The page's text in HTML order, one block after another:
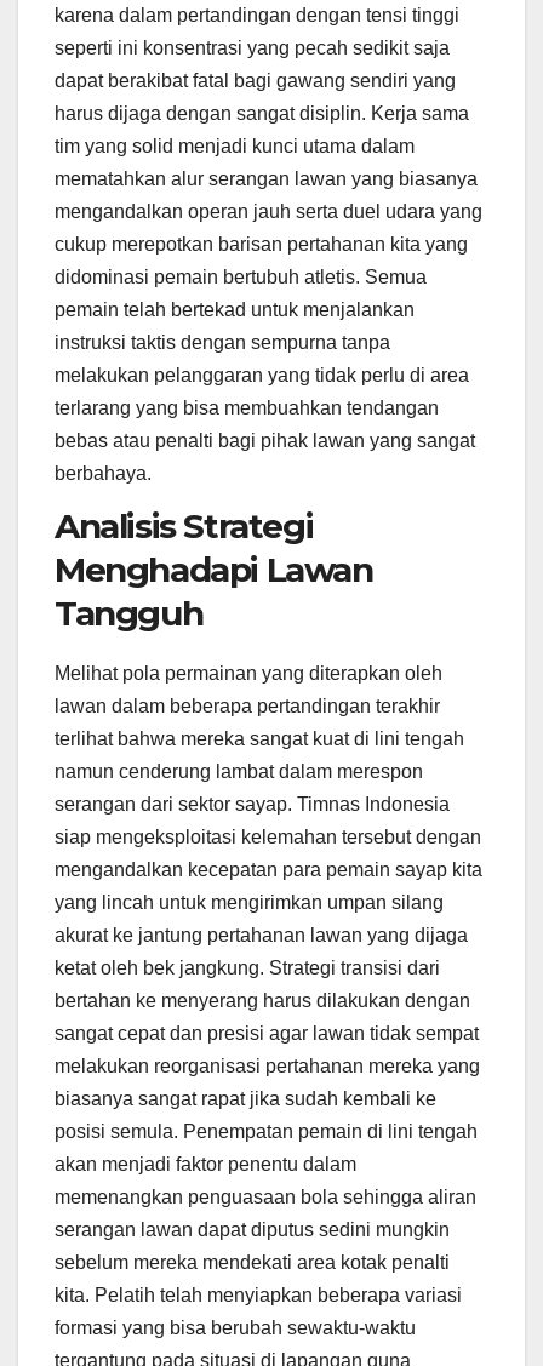
karena dalam pertandingan dengan tensi tinggi
seperti ini konsentrasi yang pecah sedikit saja
dapat berakibat fatal bagi gawang sendiri yang
harus dijaga dengan sangat disiplin. Kerja sama
tim yang solid menjadi kunci utama dalam
mematahkan alur serangan lawan yang biasanya
mengandalkan operan jauh serta duel udara yang
cukup merepotkan barisan pertahanan kita yang
didominasi pemain bertubuh atletis. Semua
pemain telah bertekad untuk menjalankan
instruksi taktis dengan sempurna tanpa
melakukan pelanggaran yang tidak perlu di area
terlarang yang bisa membuahkan tendangan
bebas atau penalti bagi pihak lawan yang sangat
berbahaya.
Analisis Strategi
Menghadapi Lawan
Tangguh
Melihat pola permainan yang diterapkan oleh
lawan dalam beberapa pertandingan terakhir
terlihat bahwa mereka sangat kuat di lini tengah
namun cenderung lambat dalam merespon
serangan dari sektor sayap. Timnas Indonesia
siap mengeksploitasi kelemahan tersebut dengan
mengandalkan kecepatan para pemain sayap kita
yang lincah untuk mengirimkan umpan silang
akurat ke jantung pertahanan lawan yang dijaga
ketat oleh bek jangkung. Strategi transisi dari
bertahan ke menyerang harus dilakukan dengan
sangat cepat dan presisi agar lawan tidak sempat
melakukan reorganisasi pertahanan mereka yang
biasanya sangat rapat jika sudah kembali ke
posisi semula. Penempatan pemain di lini tengah
akan menjadi faktor penentu dalam
memenangkan penguasaan bola sehingga aliran
serangan lawan dapat diputus sedini mungkin
sebelum mereka mendekati area kotak penalti
kita. Pelatih telah menyiapkan beberapa variasi
formasi yang bisa berubah sewaktu-waktu
tergantung pada situasi di lapangan guna